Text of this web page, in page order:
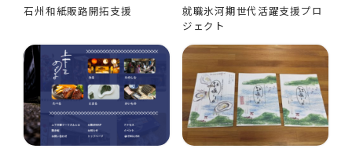
石州和紙販路開拓支援
就職氷河期世代活躍支援プロ
ジェクト